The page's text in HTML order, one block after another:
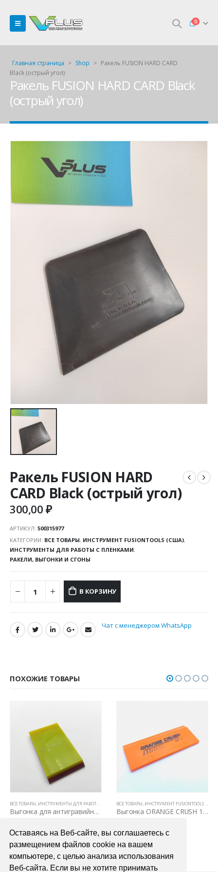
Оставаясь на Веб-сайте, вы соглашаетесь с
размещением файлов cookie на вашем
компьютере, с целью анализа использования
Веб-сайта. Если вы не хотите принимать
0
Главная страница > Shop > Ракель FUSION HARD CARD
Black (острый угол)
Ракель FUSION HARD CARD Black
(острый угол)
Ракель FUSION HARD
CARD Black (острый угол)
300,00₽
АРТИКУЛ: 500315977
КАТЕГОРИИ: ВСЕ ТОВАРЫ, ИНСТРУМЕНТ FUSIONTOOLS (США),
ИНСТРУМЕНТЫ ДЛЯ РАБОТЫ С ПЛЕНКАМИ,
РАКЕЛИ, ВЫГОНКИ И СГОНЫ
В КОРЗИНУ
Чат с менеджером WhatsApp
ПОХОЖИЕ ТОВАРЫ
,НОЖИ И ЛЕЗВИЯ
ВСЕ ТОВАРЫ, ИНСТРУМЕНТЫ ДЛЯ РАБОТЫ С ПЛЕНКАМИ ,РАКЕЛИ, ВЫГОНКИ И СГОНЫ
Выгонка для антигравийных ppf пленок трехслойная
В КОРЗИНУ
ВСЕ ТОВАРЫ, ИНСТРУМЕНТ FUSIONTOOLS (США)
Выгонка ORANGE CRUSH 12.5 см жесткий (прямоугольник)
В КОРЗИНУ